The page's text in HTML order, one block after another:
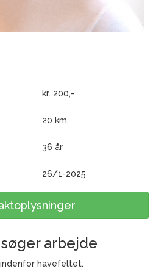
kr. 200,-
20 km.
36 år
26/1-2025
arbejde
havefeltet.